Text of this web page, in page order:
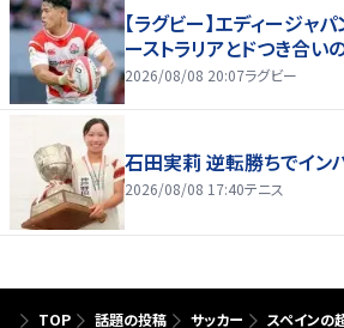
【ラグビー】エディージャ
ーストラリアとドつき合い
2026/08/08 20:07ラグビー
石田実莉 逆転勝ちでイン
2026/08/08 17:40テニス
TOP 話題の投稿 サッカー スペインの